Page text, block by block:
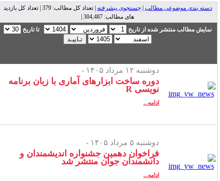
دسته بندی موضوعی مطالب|جستجوی پیشرفته
| تعداد کل مطالب: 379 | تعداد کل بازدید
های مطالب: 304,487 |
نمایش مطالب منتشر شده از تاریخ
تا تاریخ
دوشنبه ۱۲ مرداد ۱۴۰۵ -
دوره ساخت ابزارهای آماری با زبان برنامه
نویسی R
ادامه...
دوشنبه ۵ مرداد ۱۴۰۵ -
فراخوان دهمین جشنواره اندیشمندان و
دانشمندان جوان منتشر شد
ادامه...